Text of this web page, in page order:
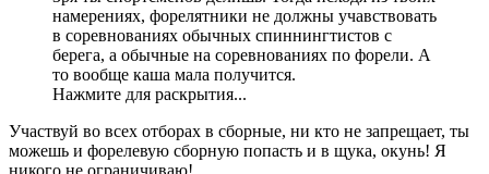
намерениях, форелятники не должны учавствовать
в соревнованиях обычных спиннингтистов с
берега, а обычные на соревнованиях по форели. А
то вообще каша мала получится.
Нажмите для раскрытия...
Участвуй во всех отборах в сборные, ни кто не запрещает, ты
можешь и форелевую сборную попасть и в щука, окунь! Я